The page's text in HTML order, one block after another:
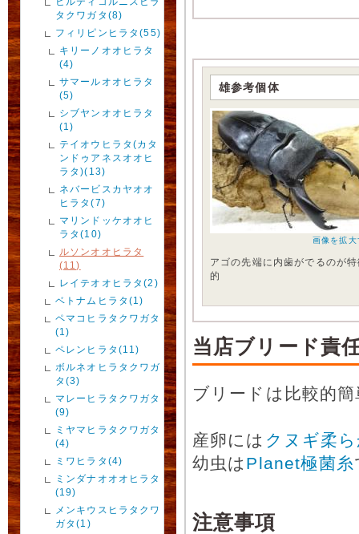
タクワガタ(8)
フィリピンヒラタ(55)
キリーノオオヒラタ
(4)
サマールオオヒラタ
(5)
シブヤンオオヒラタ
(1)
テイオウヒラタ(カタ
ンドゥアネスオオヒ
ラタ)(13)
ネバービスカヤオオ
ヒラタ(7)
マリンドッケオオヒ
ラタ(10)
ルソンオオヒラタ
(11)
レイテオオヒラタ(2)
ベトナムヒラタ(1)
ペマコヒラタクワガタ
(1)
ペレンヒラタ(11)
ボルネオヒラタクワガ
タ(3)
マレーヒラタクワガタ
(9)
ミヤマヒラタクワガタ
(4)
ミワヒラタ(4)
ミンダナオオオヒラタ
(19)
メンキウスヒラタクワ
ガタ(1)
雄参考個体
画像を拡大
アゴの先端に内歯がでるのが
的
当店ブリード責
ブリードは比較的
産卵には クヌギ柔
幼虫は Planet極菌糸
注意事項